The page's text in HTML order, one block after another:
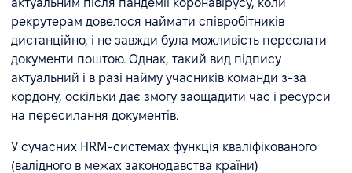
актуальним після пандемії коронавірусу, коли
рекрутерам довелося наймати співробітників
дистанційно, і не завжди була можливість переслати
документи поштою. Однак, такий вид підпису
актуальний і в разі найму учасників команди з-за
кордону, оскільки дає змогу заощадити час і ресурси
на пересилання документів.
У сучасних HRM-системах функція кваліфікованого
(валідного в межах законодавства країни)